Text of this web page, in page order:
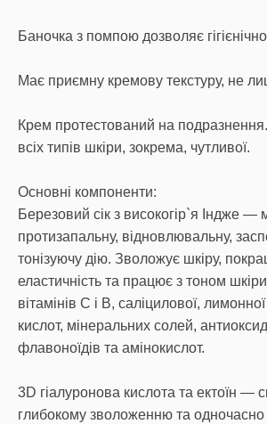
Баночка з помпою дозволяє
Має приємну кремову текстуру, не
Крем протестований на
всіх типів шкіри, зокрема, чутливої.
Основні компоненти:
Березовий сік з високогір`я Індже —
протизапальну, відновлювальну,
тонізуючу дію. Зволожує шкіру,
еластичність та працює з тоном
вітамінів С і В, саліцилової,
кислот, мінеральних солей,
флавоноїдів та амінокислот.
3D гіалуронова кислота та ектоїн —
глибокому зволоженню та